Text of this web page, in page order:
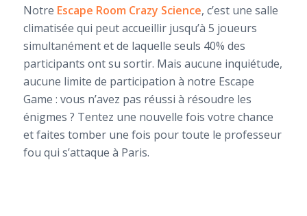
Notre Escape Room Crazy Science, c’est une salle
climatisée qui peut accueillir jusqu’à 5 joueurs
simultanément et de laquelle seuls 40% des
participants ont su sortir. Mais aucune inquiétude,
aucune limite de participation à notre Escape
Game : vous n’avez pas réussi à résoudre les
énigmes ? Tentez une nouvelle fois votre chance
et faites tomber une fois pour toute le professeur
fou qui s’attaque à Paris.